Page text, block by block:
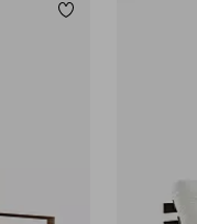
Lägg till i favoriter